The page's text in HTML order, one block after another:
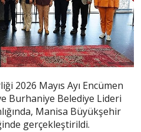
2026 Mayıs Ayı Encümen
Burhaniye Belediye Lideri
Manisa Büyükşehir
gerçekleştirildi.